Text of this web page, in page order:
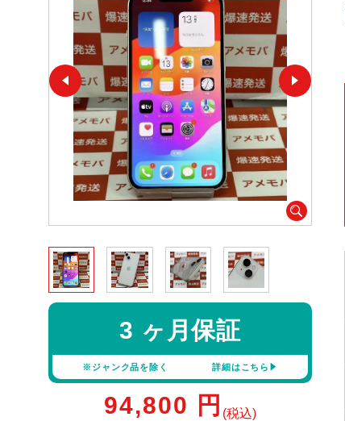
3 ヶ月保証
※ジャンク品を除く 詳細はこちら
94,800 円 (税込)